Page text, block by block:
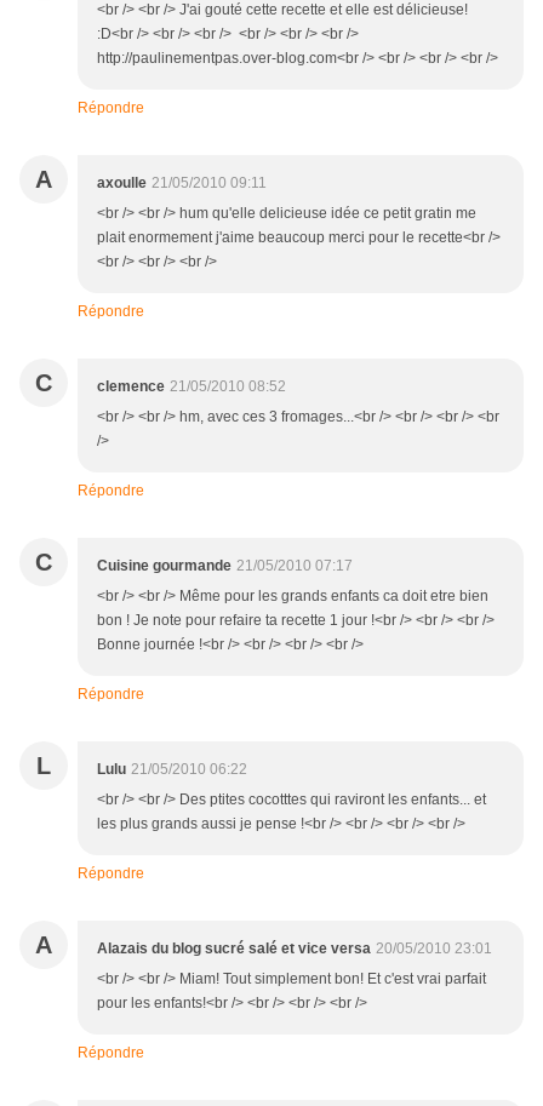
<br /> <br /> J'ai gouté cette recette et elle est délicieuse!
:D<br /> <br /> <br /> <br /> <br /> <br />
http://paulinementpas.over-blog.com<br /> <br /> <br /> <br />
Répondre
A axoulle 21/05/2010 09:11
<br /> <br /> hum qu'elle delicieuse idée ce petit gratin me
plait enormement j'aime beaucoup merci pour le recette<br />
<br /> <br /> <br />
Répondre
C clemence 21/05/2010 08:52
<br /> <br /> hm, avec ces 3 fromages...<br /> <br /> <br /> <br
/>
Répondre
C Cuisine gourmande 21/05/2010 07:17
<br /> <br /> Même pour les grands enfants ca doit etre bien
bon ! Je note pour refaire ta recette 1 jour !<br /> <br /> <br />
Bonne journée !<br /> <br /> <br /> <br />
Répondre
L Lulu 21/05/2010 06:22
<br /> <br /> Des ptites cocotttes qui raviront les enfants... et
les plus grands aussi je pense !<br /> <br /> <br /> <br />
Répondre
A Alazais du blog sucré salé et vice versa 20/05/2010 23:01
<br /> <br /> Miam! Tout simplement bon! Et c'est vrai parfait
pour les enfants!<br /> <br /> <br /> <br />
Répondre